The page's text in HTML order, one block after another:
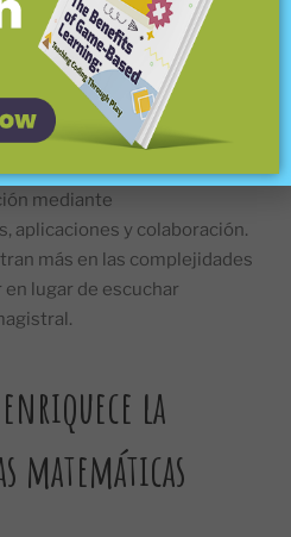
u otro medio que sirve
siguiente clase.
aportan sus
sobre la nueva
de ahí, pueden
mediante
aplicaciones y colaboración.
más en las complejidades
lugar de escuchar
la
matemáticas